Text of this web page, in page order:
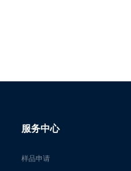
服务中心
样品申请